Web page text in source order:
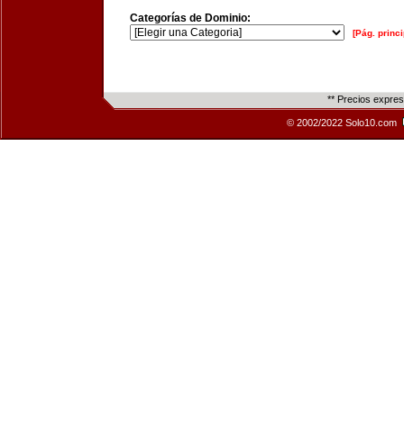
Categorías de Dominio:
[Pág.
** Precios
© 2002/2022 Solo10.com